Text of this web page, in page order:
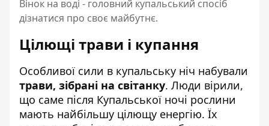
Вінок на воді - головний купальський спосіб
дізнатися про своє майбутнє.
Цілющі трави і купання
Особливої сили в купальську ніч набували
трави, зібрані на світанку. Люди вірили,
що саме після Купальської ночі рослини
мають найбільшу цілющу енергію. Їх